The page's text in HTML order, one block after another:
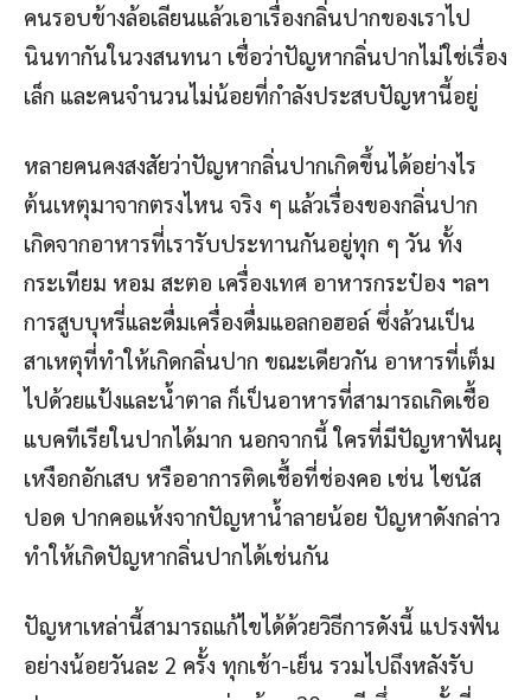
คนรอบข้างล้อเลียนแล้วเอาเรื่องกลิ่นปากของเราไป
นินทากันในวงสนทนา เชื่อว่าปัญหากลิ่นปากไม่ใช่เรื่อง
เล็ก และคนจำนวนไม่น้อยที่กำลังประสบปัญหานี้อยู่
หลายคนคงสงสัยว่าปัญหากลิ่นปากเกิดขึ้นได้อย่างไร
ต้นเหตุมาจากตรงไหน จริง ๆ แล้วเรื่องของกลิ่นปาก
เกิดจากอาหารที่เรารับประทานกันอยู่ทุก ๆ วัน ทั้ง
กระเทียม หอม สะตอ เครื่องเทศ อาหารกระป๋อง ฯลฯ
การสูบบุหรี่และดื่มเครื่องดื่มแอลกอฮอล์ ซึ่งล้วนเป็น
สาเหตุที่ทำให้เกิดกลิ่นปาก ขณะเดียวกัน อาหารที่เต็ม
ไปด้วยแป้งและน้ำตาล ก็เป็นอาหารที่สามารถเกิดเชื้อ
แบคทีเรียในปากได้มาก นอกจากนี้ ใครที่มีปัญหาฟันผุ
เหงือกอักเสบ หรืออาการติดเชื้อที่ช่องคอ เช่น ไซนัส
ปอด ปากคอแห้งจากปัญหาน้ำลายน้อย ปัญหาดังกล่าว
ทำให้เกิดปัญหากลิ่นปากได้เช่นกัน
ปัญหาเหล่านี้สามารถแก้ไขได้ด้วยวิธีการดังนี้ แปรงฟัน
อย่างน้อยวันละ 2 ครั้ง ทุกเช้า-เย็น รวมไปถึงหลังรับ